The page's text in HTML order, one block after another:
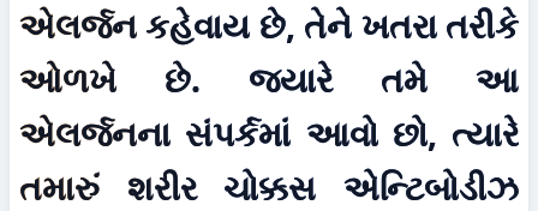
એલર્જન કહેવાય છે, તેને ખતરા તરીકે
ઓળખે છે. જ્યારે તમે આ
એલર્જનના સંપર્કમાં આવો છો, ત્યારે
તમારું શરીર ચોક્કસ એન્ટિબોડીઝ